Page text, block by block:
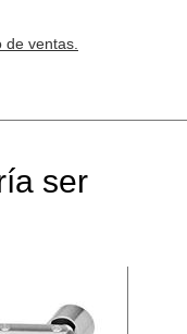
ventas.
ser